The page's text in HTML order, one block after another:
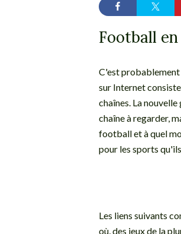
Football
C'est
sur Internet
chaînes. La
chaîne à regarder,
football et à quel
pour les sports
Les liens suivants
où, des jeux de la